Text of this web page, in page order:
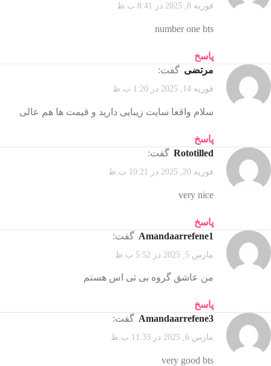
فوریه 8, 2025 در 8:41 ب.ظ
number one bts
پاسخ
مرتضی گفت:
فوریه 14, 2025 در 1:20 ب.ظ
سلام واقعا سایت زیبایی دارید و قیمت ها هم عالی
پاسخ
rototilled
گفت:
فوریه 20, 2025 در 10:21 ب.ظ
very nice
پاسخ
Amandaarrefene1
گفت:
مارس 5, 2025 در 5:52 ب.ظ
من عاشق گروه بی تی اس هستم
پاسخ
Amandaarrefene3
گفت:
مارس 6, 2025 در 11:33 ب.ظ
very good bts